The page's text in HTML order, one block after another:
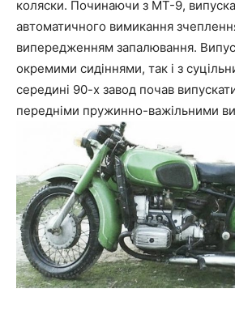
коляски. Починаючи з МТ-9,
автоматичного вимикання
випередженням запалювання.
окремими сидіннями, так і з
середині 90-х завод почав
передніми пружинно-важільними